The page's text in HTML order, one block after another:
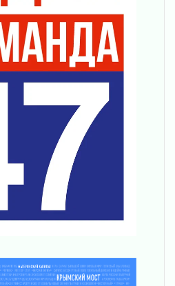
производительность
объединений
закроют на два
пространства
сможет
от региона